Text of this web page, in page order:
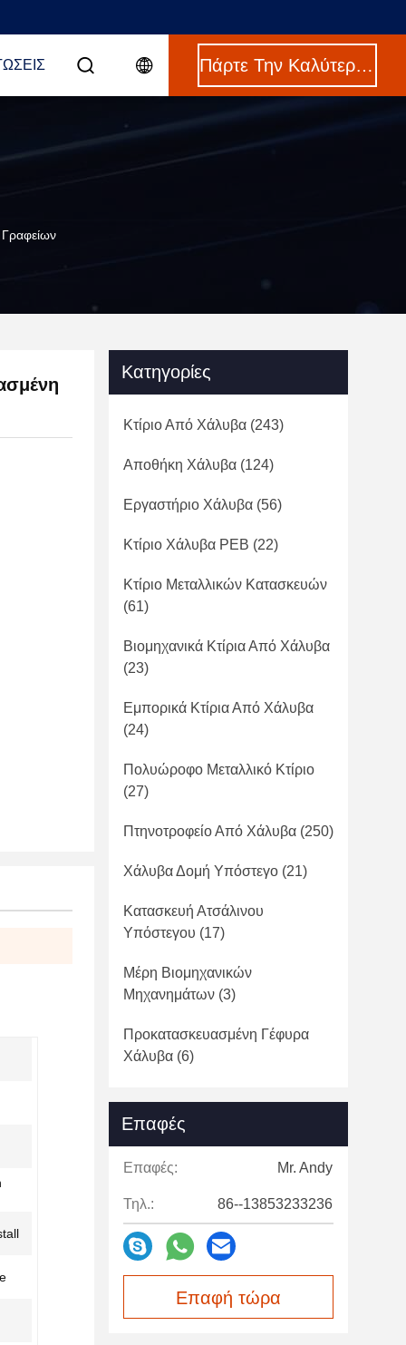
Πάρτε Την Καλύτερη Τιμή
Κατηγορίες
Κτίριο Από Χάλυβα (243)
Αποθήκη Χάλυβα (124)
Εργαστήριο Χάλυβα (56)
Κτίριο Χάλυβα PEB (22)
Κτίριο Μεταλλικών Κατασκευών
(61)
Βιομηχανικά Κτίρια Από Χάλυβα
(23)
Εμπορικά Κτίρια Από Χάλυβα
(24)
Πολυώροφο Μεταλλικό Κτίριο
(27)
Πτηνοτροφείο Από Χάλυβα (250)
Χάλυβα Δομή Υπόστεγο (21)
Κατασκευή Ατσάλινου
Υπόστεγου (17)
Μέρη Βιομηχανικών
Μηχανημάτων (3)
Προκατασκευασμένη Γέφυρα
Χάλυβα (6)
Επαφές
Επαφές: Mr. Andy
Τηλ.: 86--13853233236
Επαφή τώρα